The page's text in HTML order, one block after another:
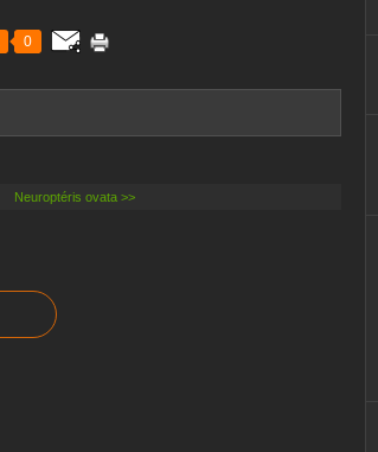
0
Neuroptéris ovata >>